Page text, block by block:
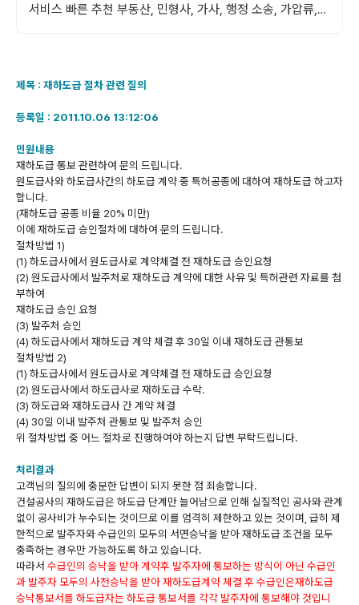
서비스 빠른 추천 부동산, 민형사, 가사, 행정 소송, 가압류,
제목 : 재하도급 절차 관련 질의
등록일 : 2011.10.06 13:12:06
민원내용
재하도급 통보 관련하여 문의 드립니다.
원도급사와 하도급사간의 하도급 계약 중 특허공종에 대하여 재하도급 하고자
합니다.
(재하도급 공종 비율 20% 미만)
이에 재하도급 승인절차에 대하여 문의 드립니다.
절차방법 1)
(1) 하도급사에서 원도급사로 계약체결 전 재하도급 승인요청
(2) 원도급사에서 발주처로 재하도급 계약에 대한 사유 및 특허관련 자료를 첨
부하여
재하도급 승인 요청
(3) 발주처 승인
(4) 하도급사에서 재하도급 계약 체결 후 30일 이내 재하도급 관통보
절차방법 2)
(1) 하도급사에서 원도급사로 계약체결 전 재하도급 승인요청
(2) 원도급사에서 하도급사로 재하도급 수락.
(3) 하도급와 재하도급사 간 계약 체결
(4) 30일 이내 발주처 관통보 및 발주처 승인
위 절차방법 중 어느 절차로 진행하여야 하는지 답변 부탁드립니다.
처리결과
고객님의 질의에 충분한 답변이 되지 못한 점 죄송합니다.
건설공사의 재하도급은 하도급 단계만 늘어남으로 인해 실질적인 공사와 관계
없이 공사비가 누수되는 것이므로 이를 엄격히 제한하고 있는 것이며, 급히 제
한적으로 발주자와 수급인의 모두의 서면승낙을 받아 재하도급 조건을 모두
충족하는 경우만 가능하도록 하고 있습니다.
따라서 수급인의 승낙을 받아 계약후 발주자에 통보하는 방식이 아닌 수급인
과 발주자 모두의 사전승낙을 받아 재하도급계약 체결 후 수급인은재하도급
승낙통보서를 하도급자는 하도급 통보서를 각각 발주자에 통보해야 것입니